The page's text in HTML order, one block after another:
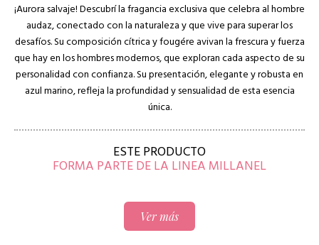
¡Aurora salvaje! Descubrí la fragancia exclusiva que celebra al hombre
audaz, conectado con la naturaleza y que vive para superar los
desafíos. Su composición cítrica y fougére avivan la frescura y fuerza
que hay en los hombres modernos, que exploran cada aspecto de su
personalidad con confianza. Su presentación, elegante y robusta en
azul marino, refleja la profundidad y sensualidad de esta esencia
única.
ESTE PRODUCTO
FORMA PARTE DE LA LINEA MILLANEL
Ver más